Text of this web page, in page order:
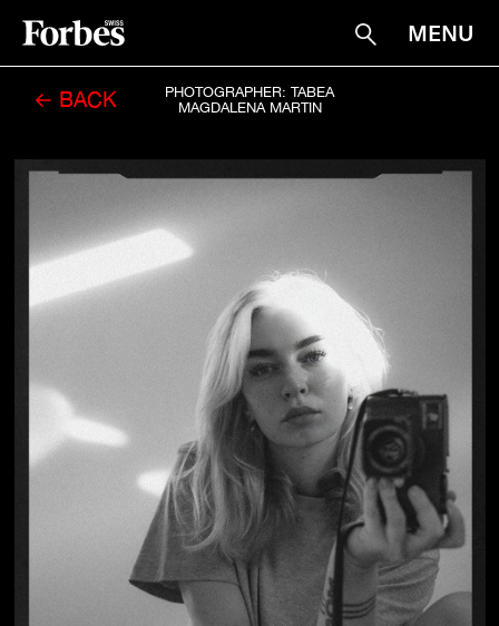
Suche
MENU
PHOTOGRAPHER: TABEA
MAGDALENA MARTIN
← BACK